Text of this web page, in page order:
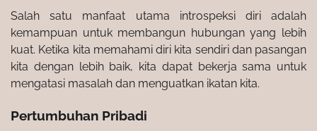
Salah satu manfaat utama introspeksi diri adalah
kemampuan untuk membangun hubungan yang lebih
kuat. Ketika kita memahami diri kita sendiri dan pasangan
kita dengan lebih baik, kita dapat bekerja sama untuk
mengatasi masalah dan menguatkan ikatan kita.
Pertumbuhan Pribadi